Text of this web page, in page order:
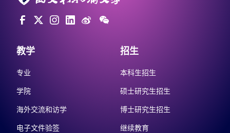
教学
专业
学院
海外交流和访学
电子文件验签
招生
本科生招生
硕士研究生招生
博士研究生招生
继续教育